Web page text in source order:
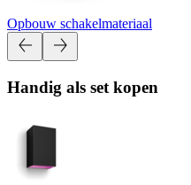
Opbouw schakelmateriaal
Handig als set kopen